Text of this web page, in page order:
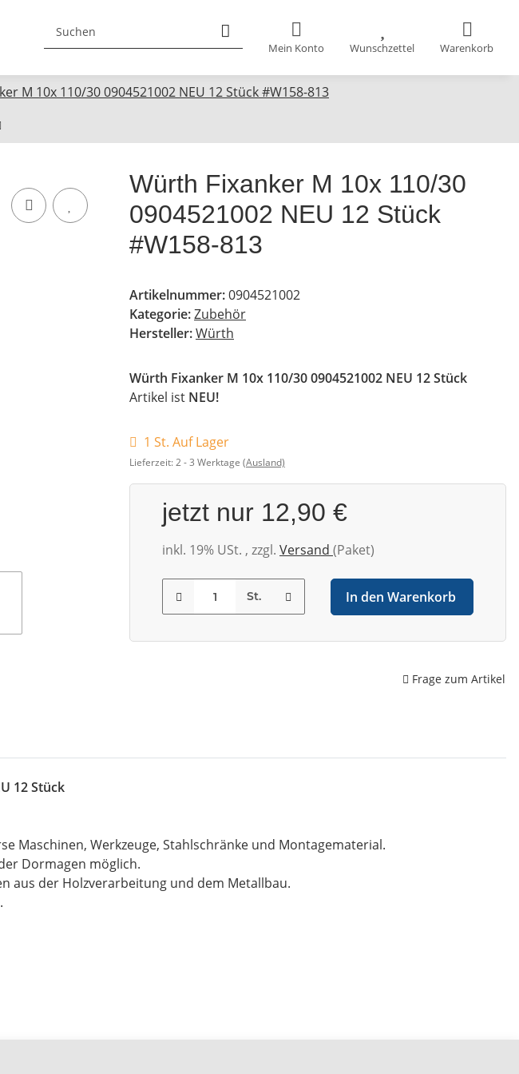
Mein Konto Wunschzettel Warenkorb
M 10x 110/30 0904521002 NEU 12 Stück #W158-813
Würth Fixanker M 10x 110/30
0904521002 NEU 12 Stück
#W158-813
Artikelnummer:0904521002
Kategorie:Zubehör
Hersteller:Würth
Würth Fixanker M 10x 110/30 0904521002 NEU 12 Stück
Artikel ist NEU!
1 St. Auf Lager
Lieferzeit:2 - 3 Werktage (Ausland)
jetzt nur 12,90 €
inkl. 19% USt. , zzgl. Versand (Paket)
St. In den Warenkorb
Frage zum Artikel
12 Stück
Maschinen, Werkzeuge, Stahlschränke und Montagematerial.
Dormagen möglich.
aus der Holzverarbeitung und dem Metallbau.